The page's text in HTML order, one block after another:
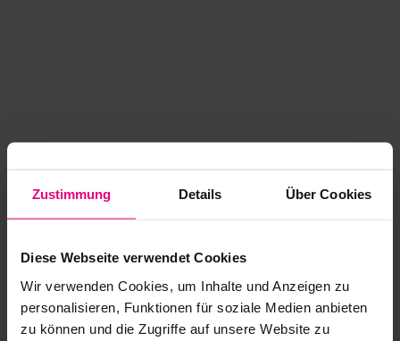
Zustimmung Details Über Cookies
Diese Webseite verwendet Cookies
Wir verwenden Cookies, um Inhalte und Anzeigen zu
personalisieren, Funktionen für soziale Medien anbieten
zu können und die Zugriffe auf unsere Website zu